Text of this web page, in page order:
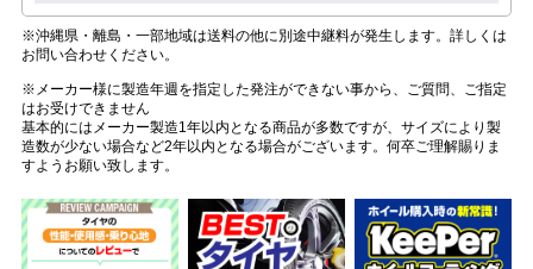
※沖縄県・離島・一部地域は送料の他に別途中継料が発生します。詳しくは
お問い合わせください。
※メーカー様に製造年週を指定した発注ができない事から、ご質問、ご指定
はお受けできません
基本的にはメーカー製造1年以内となる商品が多数ですが、サイズにより製
造数が少ない場合など2年以内となる場合がございます。何卒ご理解賜りま
すようお願い致します。